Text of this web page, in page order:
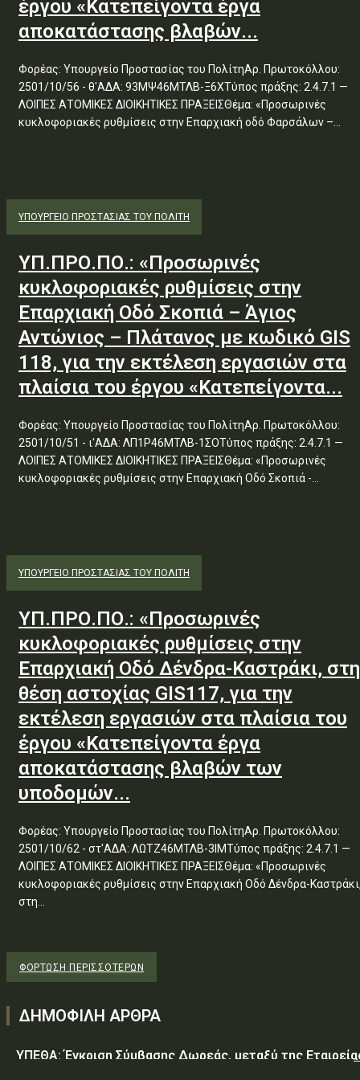
έργου «Κατεπείγοντα έργα
αποκατάστασης βλαβών...
Φορέας: Υπουργείο Προστασίας του ΠολίτηΑρ. Πρωτοκόλλου:
2501/10/56 - θ'ΑΔΑ: 93ΜΨ46ΜΤΛΒ-Ξ6ΧΤύπος πράξης: 2.4.7.1 —
ΛΟΙΠΕΣ ΑΤΟΜΙΚΕΣ ΔΙΟΙΚΗΤΙΚΕΣ ΠΡΑΞΕΙΣΘέμα: «Προσωρινές
κυκλοφοριακές ρυθμίσεις στην Επαρχιακή οδό Φαρσάλων –...
ΥΠΟΥΡΓΕΊΟ ΠΡΟΣΤΑΣΊΑΣ ΤΟΥ ΠΟΛΊΤΗ
ΥΠ.ΠΡΟ.ΠΟ.: «Προσωρινές
κυκλοφοριακές ρυθμίσεις στην
Επαρχιακή Οδό Σκοπιά – Άγιος
Αντώνιος – Πλάτανος με κωδικό GIS
118, για την εκτέλεση εργασιών στα
πλαίσια του έργου «Κατεπείγοντα...
Φορέας: Υπουργείο Προστασίας του ΠολίτηΑρ. Πρωτοκόλλου:
2501/10/51 - ι'ΑΔΑ: ΛΠ1Ρ46ΜΤΛΒ-1ΣΟΤύπος πράξης: 2.4.7.1 —
ΛΟΙΠΕΣ ΑΤΟΜΙΚΕΣ ΔΙΟΙΚΗΤΙΚΕΣ ΠΡΑΞΕΙΣΘέμα: «Προσωρινές
κυκλοφοριακές ρυθμίσεις στην Επαρχιακή Οδό Σκοπιά -...
ΥΠΟΥΡΓΕΊΟ ΠΡΟΣΤΑΣΊΑΣ ΤΟΥ ΠΟΛΊΤΗ
ΥΠ.ΠΡΟ.ΠΟ.: «Προσωρινές
κυκλοφοριακές ρυθμίσεις στην
Επαρχιακή Οδό Δένδρα-Καστράκι, στη
θέση αστοχίας GIS117, για την
εκτέλεση εργασιών στα πλαίσια του
έργου «Κατεπείγοντα έργα
αποκατάστασης βλαβών των
υποδομών...
Φορέας: Υπουργείο Προστασίας του ΠολίτηΑρ. Πρωτοκόλλου:
2501/10/62 - στ'ΑΔΑ: ΛΩΤΖ46ΜΤΛΒ-3ΙΜΤύπος πράξης: 2.4.7.1 —
ΛΟΙΠΕΣ ΑΤΟΜΙΚΕΣ ΔΙΟΙΚΗΤΙΚΕΣ ΠΡΑΞΕΙΣΘέμα: «Προσωρινές
κυκλοφοριακές ρυθμίσεις στην Επαρχιακή Οδό Δένδρα-
στη...
ΦΌΡΤΩΣΗ ΠΕΡΙΣΣΟΤΈΡΩΝ
ΔΗΜΟΦΙΛΗ ΑΡΘΡΑ
ΥΠΕΘΑ: Έγκριση Σύμβασης Δωρεάς, μεταξύ της